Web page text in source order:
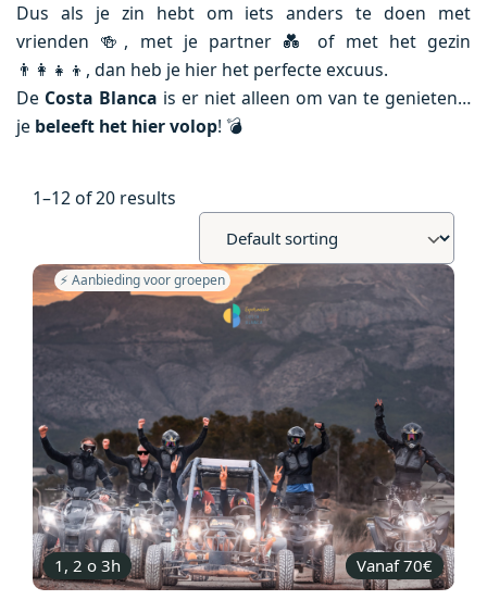
Dus als je zin hebt om iets anders te doen met
vrienden 🍻, met je partner 💑 of met het gezin
👨‍👩‍👧‍👦, dan heb je hier het perfecte excuus.
De Costa Blanca is er niet alleen om van te genieten…
je beleeft het hier volop! 💣
1–12 of 20 results
1, 2 o 3h Vanaf 70€
⚡️ Aanbieding voor groepen